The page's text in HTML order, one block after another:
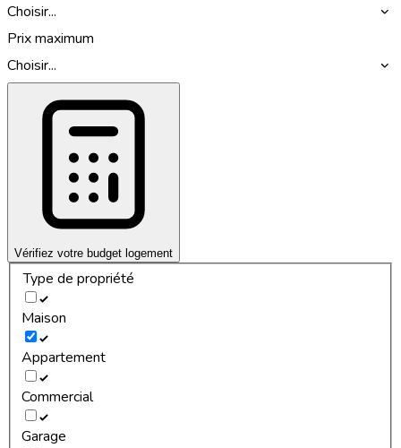
Choisir...
Prix maximum
Choisir...
Vérifiez votre budget logement
Type de propriété
Maison
Appartement
Commercial
Garage